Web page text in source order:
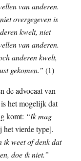
van anderen.
overgegeven is
kwelt, niet
van anderen.
anderen kwelt,
gekomen.” (1)
de advocaat van
het mogelijk dat
komt: “Ik mag
het vierde type].
ik weet of denk dat
doe ik niet.”